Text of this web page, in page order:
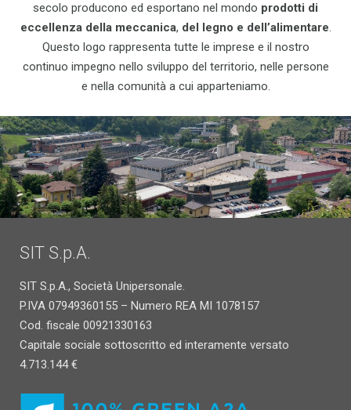
secolo producono ed esportano nel mondo prodotti di
eccellenza della meccanica, del legno e dell’alimentare.
Questo logo rappresenta tutte le imprese e il nostro
continuo impegno nello sviluppo del territorio, nelle persone
e nella comunità a cui apparteniamo.
SIT S.p.A.
SIT S.p.A., Società Unipersonale.
P.IVA 07949360155 – Numero REA MI 1078157
Cod. fiscale 00921330163
Capitale sociale sottoscritto ed interamente versato
4.713.144 €